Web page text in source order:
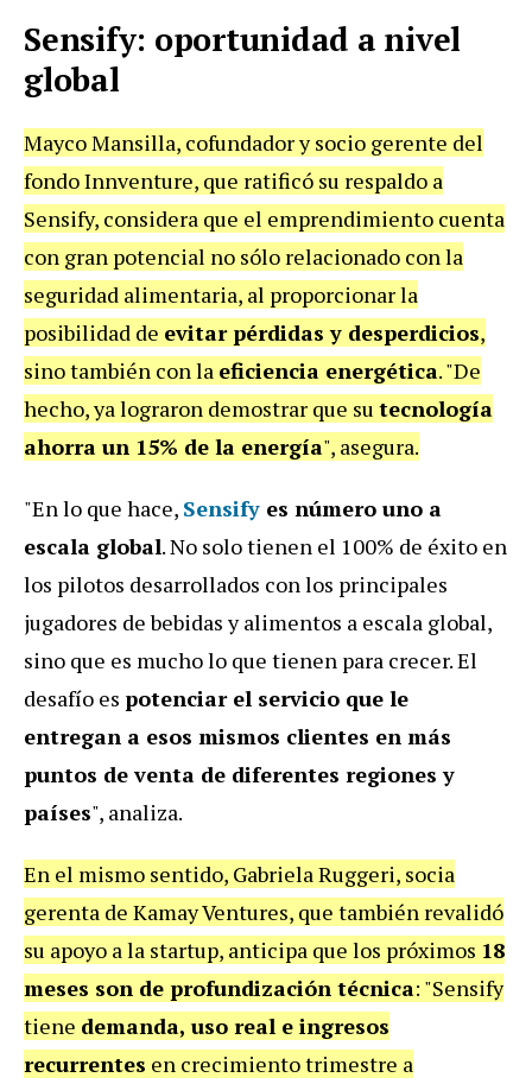
Sensify: oportunidad a nivel
global
Mayco Mansilla, cofundador y socio gerente del
fondo Innventure, que ratificó su respaldo a
Sensify, considera que el emprendimiento cuenta
con gran potencial no sólo relacionado con la
seguridad alimentaria, al proporcionar la
posibilidad de evitar pérdidas y desperdicios,
sino también con la eficiencia energética. "De
hecho, ya lograron demostrar que su tecnología
ahorra un 15% de la energía", asegura.
"En lo que hace, Sensify es número uno a
escala global. No solo tienen el 100% de éxito en
los pilotos desarrollados con los principales
jugadores de bebidas y alimentos a escala global,
sino que es mucho lo que tienen para crecer. El
desafío es potenciar el servicio que le
entregan a esos mismos clientes en más
puntos de venta de diferentes regiones y
países", analiza.
En el mismo sentido, Gabriela Ruggeri, socia
gerenta de Kamay Ventures, que también revalidó
su apoyo a la startup, anticipa que los próximos 18
meses son de profundización técnica: "Sensify
tiene demanda, uso real e ingresos
recurrentes en crecimiento trimestre a